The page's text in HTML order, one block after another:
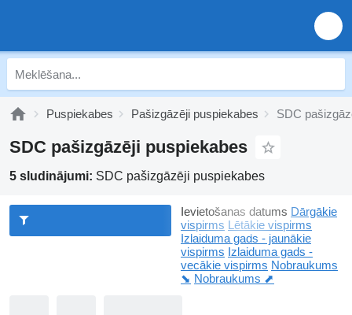
Puspiekabes Pašizgāzēji puspiekabes SDC
SDC pašizgāzēji puspiekabes
5 sludinājumi: SDC pašizgāzēji puspiekabes
Ievietošanas datums Dārgākie
vispirms Lētākie vispirms
Izlaiduma gads - jaunākie
vispirms Izlaiduma gads -
vecākie vispirms Nobraukums
⬊ Nobraukums ⬈